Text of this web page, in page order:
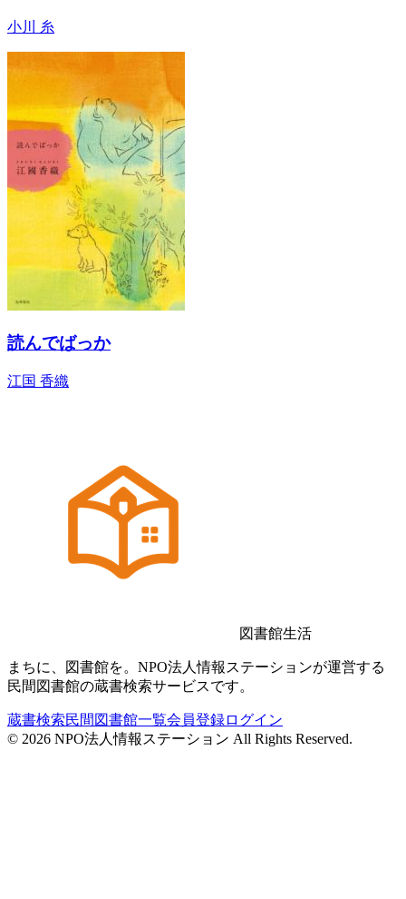
小川 糸
読んでばっか
江国 香織
図書館生活
まちに、図書館を。NPO法人情報ステーションが運営する
民間図書館の蔵書検索サービスです。
蔵書検索民間図書館一覧会員登録ログイン
© 2026 NPO法人情報ステーション All Rights Reserved.